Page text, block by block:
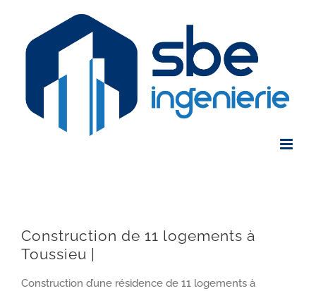
Construction de 11 logements à
Toussieu |
Construction d’une résidence de 11 logements à